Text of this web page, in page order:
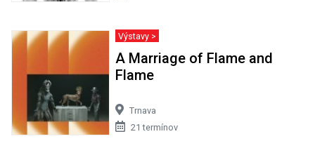
Výstavy >
A Marriage of Flame and
Flame
Trnava
21 termínov